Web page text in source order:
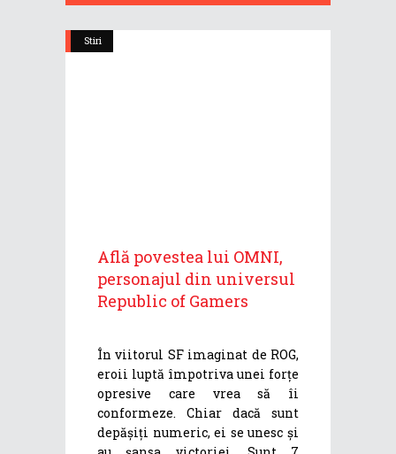
Stiri
Află povestea lui OMNI,
personajul din universul
Republic of Gamers
În viitorul SF imaginat de ROG,
eroii luptă împotriva unei forțe
opresive care vrea să îi
conformeze. Chiar dacă sunt
depășiți numeric, ei se unesc și